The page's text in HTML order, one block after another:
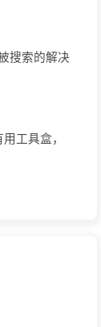
搜索的解决
工具盒，